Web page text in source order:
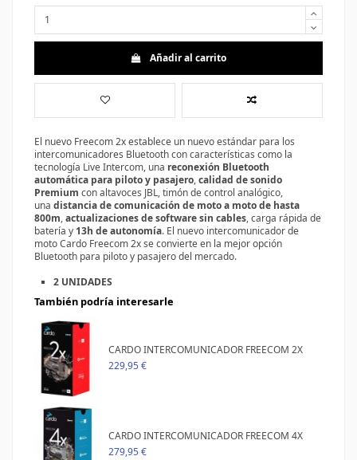
Añadir al carrito
El nuevo Freecom 2x establece un nuevo estándar para los
intercomunicadores Bluetooth con características como la
tecnología Live Intercom, una reconexión Bluetooth
automática para piloto y pasajero,calidad de sonido
Premium con altavoces JBL, timón de control analógico,
una distancia de comunicación de moto a moto de hasta
800m,actualizaciones de software sin cables, carga rápida de
batería y 13h de autonomía. El nuevo intercomunicador de
moto Cardo Freecom 2x se convierte en la mejor opción
Bluetooth para piloto y pasajero del mercado.
2 UNIDADES
También podría interesarle
CARDO INTERCOMUNICADOR FREECOM 2X
229,95 €
CARDO INTERCOMUNICADOR FREECOM 4X
279,95 €